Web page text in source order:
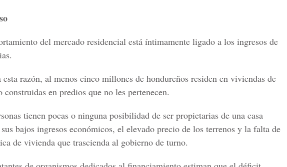
del mercado residencial está íntimamente ligado a los ingresos de
esta razón, al menos cinco millones de hondureños residen en viviendas de
construidas en predios que no les pertenecen.
tienen pocas o ninguna posibilidad de ser propietarias de una casa
bajos ingresos económicos, el elevado precio de los terrenos y la falta de
de vivienda que trascienda al gobierno de turno.